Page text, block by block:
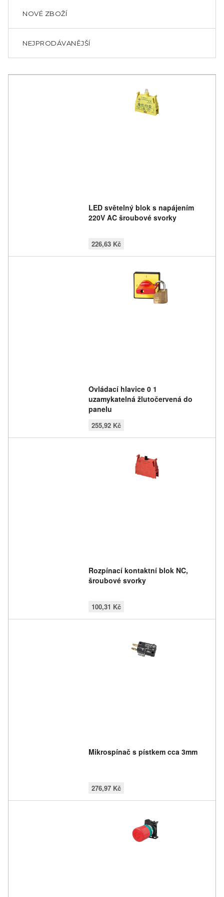
NOVÉ ZBOŽÍ
NEJPRODÁVANĚJŠÍ
LED světelný blok s napájením
220V AC šroubové svorky
226,63 Kč
Ovládací hlavice 0 1
uzamykatelná žlutočervená do
panelu
255,92 Kč
Rozpínací kontaktní blok NC,
šroubové svorky
100,31 Kč
Mikrospínač s pístkem cca 3mm
276,97 Kč